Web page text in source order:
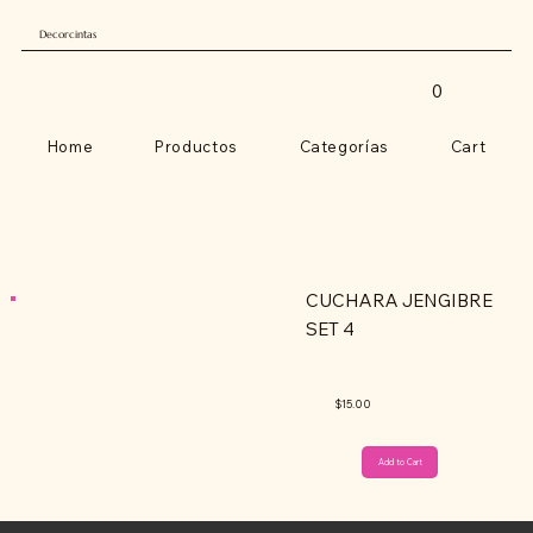
Decorcintas
Home Productos Categorías Cart
0
Add to Cart
CUCHARA JENGIBRE
SET 4
$15.00